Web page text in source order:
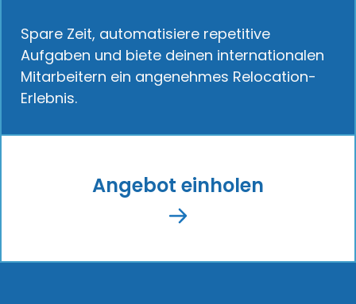
Spare Zeit, automatisiere repetitive
Aufgaben und biete deinen internationalen
Mitarbeitern ein angenehmes Relocation-
Erlebnis.
Angebot einholen